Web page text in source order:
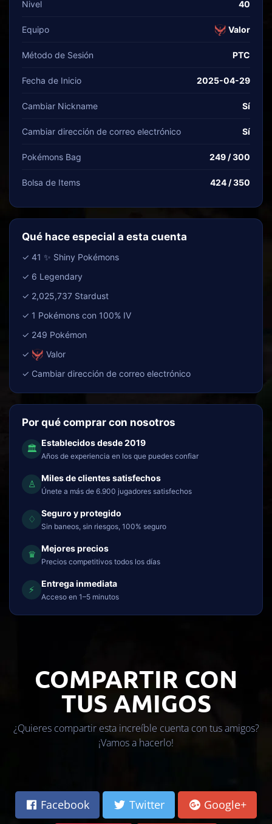
Nivel 40
Equipo Valor
Método de Sesión PTC
Fecha de Inicio 2025-04-29
Cambiar Nickname Sí
Cambiar dirección de correo electrónico Sí
Pokémons Bag 249 / 300
Bolsa de Items 424 / 350
Qué hace especial a esta cuenta
✓ 41 ✨ Shiny Pokémons
✓ 6 Legendary
✓ 2,025,737 Stardust
✓ 1 Pokémons con 100% IV
✓ 249 Pokémon
✓
Valor
✓ Cambiar dirección de correo electrónico
Por qué comprar con nosotros
🏛
Establecidos desde 2019
Años de experiencia en los que puedes confiar
♙
Miles de clientes satisfechos
Únete a más de 6.900 jugadores satisfechos
♢
Seguro y protegido
Sin baneos, sin riesgos, 100% seguro
♛
Mejores precios
Precios competitivos todos los días
⚡
Entrega inmediata
Acceso en 1–5 minutos
COMPARTIR CON
TUS AMIGOS
¿Quieres compartir esta increíble cuenta con tus amigos?
¡Vamos a hacerlo!
Facebook Twitter Google+